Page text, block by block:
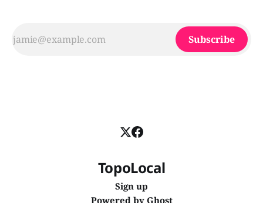
Subscribe
TopoLocal
Sign up
Powered by Ghost